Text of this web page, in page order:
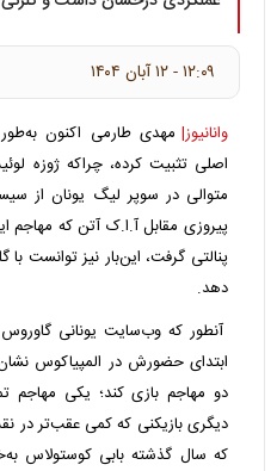
۱۲:۰۹ - ۱۲ آبان ۱۴۰۴
وانانیوز| مهدی طارمی اکنون
اصلی تثبیت کرده، چراکه ژوزه
پیروزی مقابل آ.ا.ک آتن که مهاجم
پنالتی گرفت، این‌بار نیز توانست
دهد.
آنطور که وب‌سایت یونانی
ابتدای حضورش در المپیاکوس
دو مهاجم بازی کند؛ یکی مهاجم
دیگری بازیکنی که کمی عقب‌تر در
که سال گذشته بابی کوستولاس